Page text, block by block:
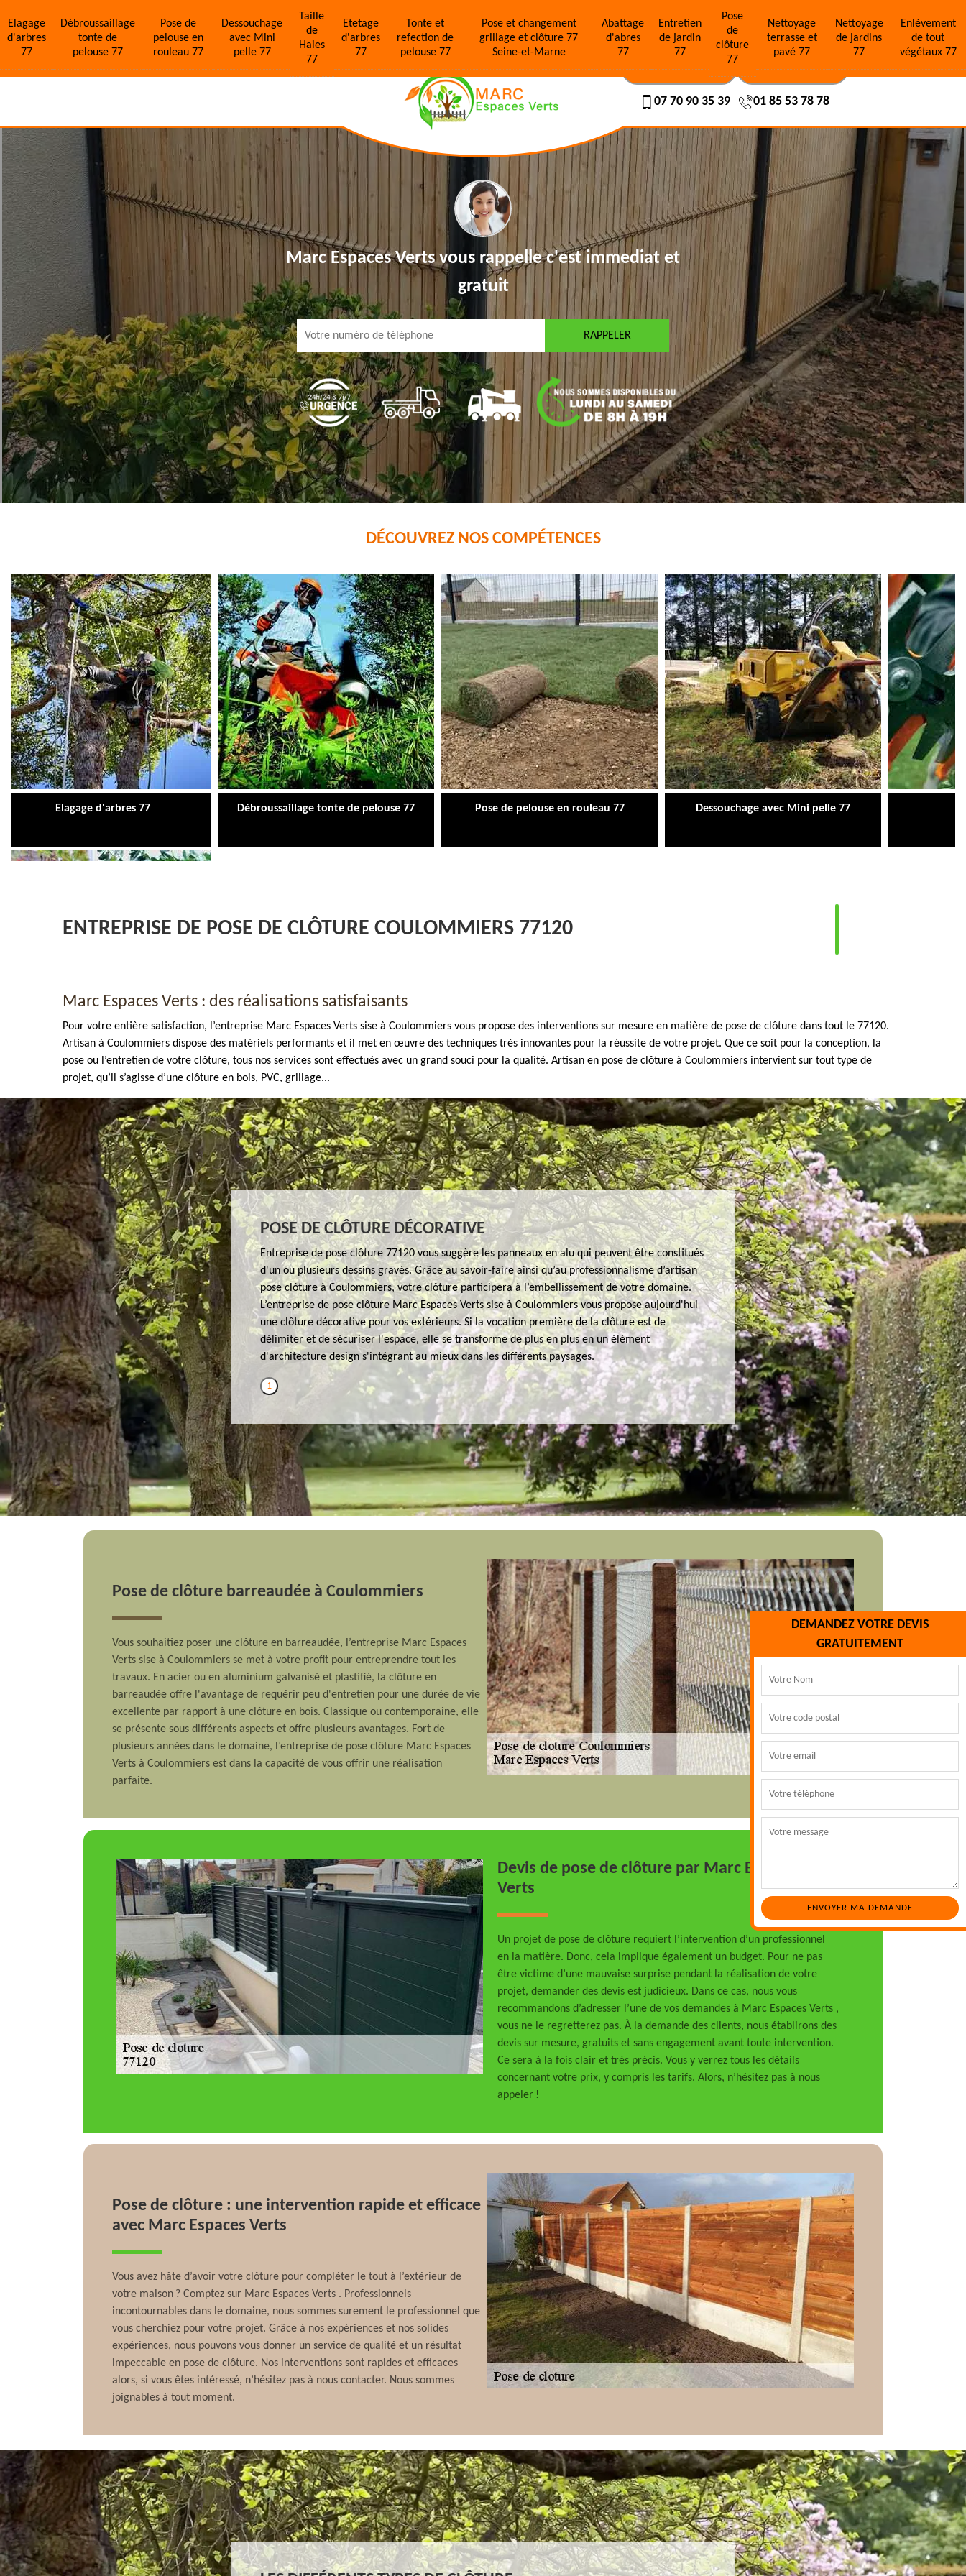
Elagage
d'arbres
77
Débroussaillage
tonte de
pelouse 77
Pose de
pelouse en
rouleau 77
Dessouchage
avec Mini
pelle 77
Taille
de
Haies
77
Etetage
d'arbres
77
Tonte et
refection de
pelouse 77
Pose et changement
grillage et clôture 77
Seine-et-Marne
Abattage
d'abres
77
Entretien
de jardin
77
Pose
de
clôture
77
Nettoyage
terrasse et
pavé 77
Nettoyage
de jardins
77
Enlèvement
de tout
végétaux 77
NOS RÉALISATIONS NOUS CONTACTER
07 70 90 35 39 01 85 53 78 78
Marc Espaces Verts vous rappellec'est immediat et
gratuit
DÉCOUVREZ NOS COMPÉTENCES
Elagage d'arbres 77 Débroussaillage tonte de pelouse 77 Pose de pelouse en rouleau 77 Dessouchage avec Mini pelle 77
Enlèvement de tout végétaux 77
DEMANDEZ VOTRE DEVIS
GRATUITEMENT
ENTREPRISE DE POSE DE CLÔTURE COULOMMIERS 77120
Marc Espaces Verts : des réalisations satisfaisants
Pour votre entière satisfaction, l’entreprise Marc Espaces Verts sise à Coulommiers vous propose des interventions sur mesure en matière de pose de clôture dans tout le 77120.
Artisan à Coulommiers dispose des matériels performants et il met en œuvre des techniques très innovantes pour la réussite de votre projet. Que ce soit pour la conception, la
pose ou l’entretien de votre clôture, tous nos services sont effectués avec un grand souci pour la qualité. Artisan en pose de clôture à Coulommiers intervient sur tout type de
projet, qu’il s’agisse d’une clôture en bois, PVC, grillage...
POSE DE CLÔTURE DÉCORATIVE
Entreprise de pose clôture 77120 vous suggère les panneaux en alu qui peuvent être constitués
d'un ou plusieurs dessins gravés. Grâce au savoir-faire ainsi qu’au professionnalisme d’artisan
pose clôture à Coulommiers, votre clôture participera à l’embellissement de votre domaine.
L’entreprise de pose clôture Marc Espaces Verts sise à Coulommiers vous propose aujourd'hui
une clôture décorative pour vos extérieurs. Si la vocation première de la clôture est de
délimiter et de sécuriser l'espace, elle se transforme de plus en plus en un élément
d'architecture design s'intégrant au mieux dans les différents paysages.
1
Pose de clôture barreaudée à Coulommiers
Vous souhaitiez poser une clôture en barreaudée, l’entreprise Marc Espaces
Verts sise à Coulommiers se met à votre profit pour entreprendre tout les
travaux. En acier ou en aluminium galvanisé et plastifié, la clôture en
barreaudée offre l'avantage de requérir peu d'entretien pour une durée de vie
excellente par rapport à une clôture en bois. Classique ou contemporaine, elle
se présente sous différents aspects et offre plusieurs avantages. Fort de
plusieurs années dans le domaine, l’entreprise de pose clôture Marc Espaces
Verts à Coulommiers est dans la capacité de vous offrir une réalisation
parfaite.
Devis de pose de clôture par Marc Espaces
Verts
Un projet de pose de clôture requiert l’intervention d’un professionnel
en la matière. Donc, cela implique également un budget. Pour ne pas
être victime d’une mauvaise surprise pendant la réalisation de votre
projet, demander des devis est judicieux. Dans ce cas, nous vous
recommandons d’adresser l’une de vos demandes à Marc Espaces Verts ,
vous ne le regretterez pas. À la demande des clients, nous établirons des
devis sur mesure, gratuits et sans engagement avant toute intervention.
Ce sera à la fois clair et très précis. Vous y verrez tous les détails
concernant votre prix, y compris les tarifs. Alors, n’hésitez pas à nous
appeler !
Pose de clôture : une intervention rapide et efficace
avec Marc Espaces Verts
Vous avez hâte d’avoir votre clôture pour compléter le tout à l’extérieur de
votre maison ? Comptez sur Marc Espaces Verts . Professionnels
incontournables dans le domaine, nous sommes surement le professionnel que
vous cherchiez pour votre projet. Grâce à nos expériences et nos solides
expériences, nous pouvons vous donner un service de qualité et un résultat
impeccable en pose de clôture. Nos interventions sont rapides et efficaces
alors, si vous êtes intéressé, n’hésitez pas à nous contacter. Nous sommes
joignables à tout moment.